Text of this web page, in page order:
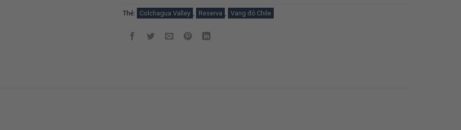
Thẻ: Colchagua Valley Reserva Vang đỏ Chile